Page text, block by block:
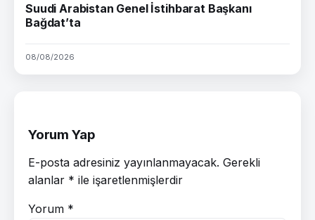
Suudi Arabistan Genel İstihbarat Başkanı
Bağdat’ta
08/08/2026
Yorum Yap
E-posta adresiniz yayınlanmayacak. Gerekli
alanlar * ile işaretlenmişlerdir
Yorum *